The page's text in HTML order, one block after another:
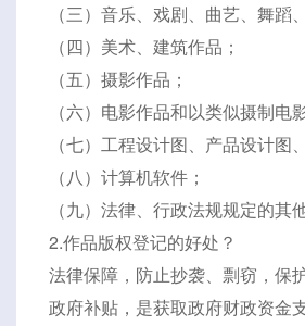
（三）音乐、戏剧、曲艺、舞蹈
（四）美术、建筑作品；
（五）摄影作品；
（六）电影作品和以类似摄制电
（七）工程设计图、产品设计图
（八）计算机软件；
（九）法律、行政法规规定的其
2.作品版权登记的好处？
法律保障，防止抄袭、剽窃，保
政府补贴，是获取政府财政资金